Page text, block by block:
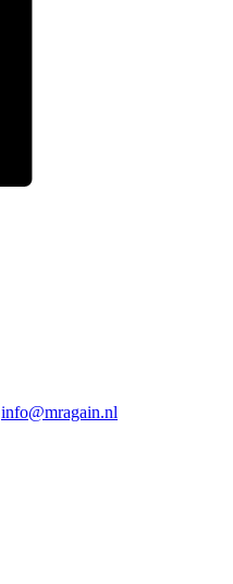
info@mragain.nl